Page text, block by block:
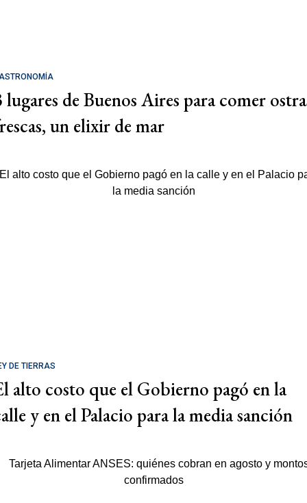
lugares de Buenos Aires para comer
un elixir de mar
DE TIERRAS
alto costo que el Gobierno pagó en la
y en el Palacio para la media sanción